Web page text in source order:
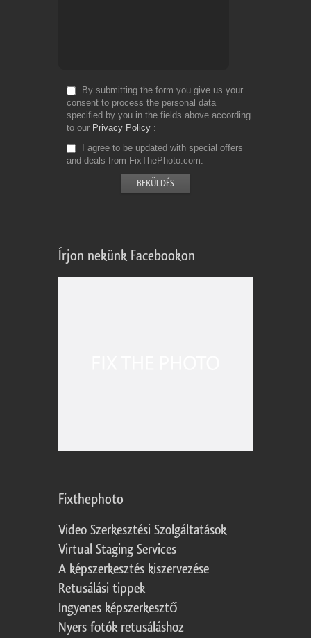
By submitting the form you give us your
consent to process the personal data
specified by you in the fields above according
to our Privacy Policy
I agree to be updated with special offers
and deals from FixThePhoto.com
Írjon nekünk Facebookon
Fixthephoto
Video Szerkesztési Szolgáltatások
Virtual Staging Services
A képszerkesztés kiszervezése
Retusálási tippek
Ingyenes képszerkesztő
Nyers fotók retusáláshoz